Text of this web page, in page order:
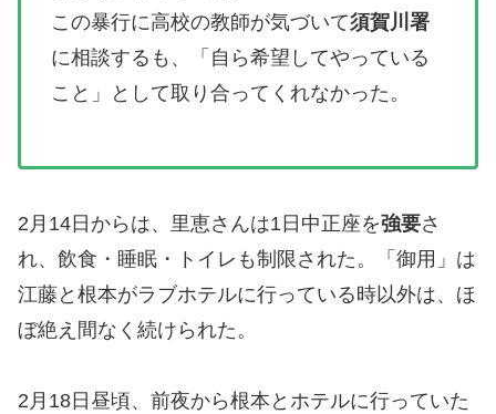
この暴行に高校の教師が気づいて須賀川署
に相談するも、「自ら希望してやっている
こと」として取り合ってくれなかった。
2月14日からは、里恵さんは1日中正座を強要さ
れ、飲食・睡眠・トイレも制限された。「御用」は
江藤と根本がラブホテルに行っている時以外は、ほ
ぼ絶え間なく続けられた。
2月18日昼頃、前夜から根本とホテルに行っていた